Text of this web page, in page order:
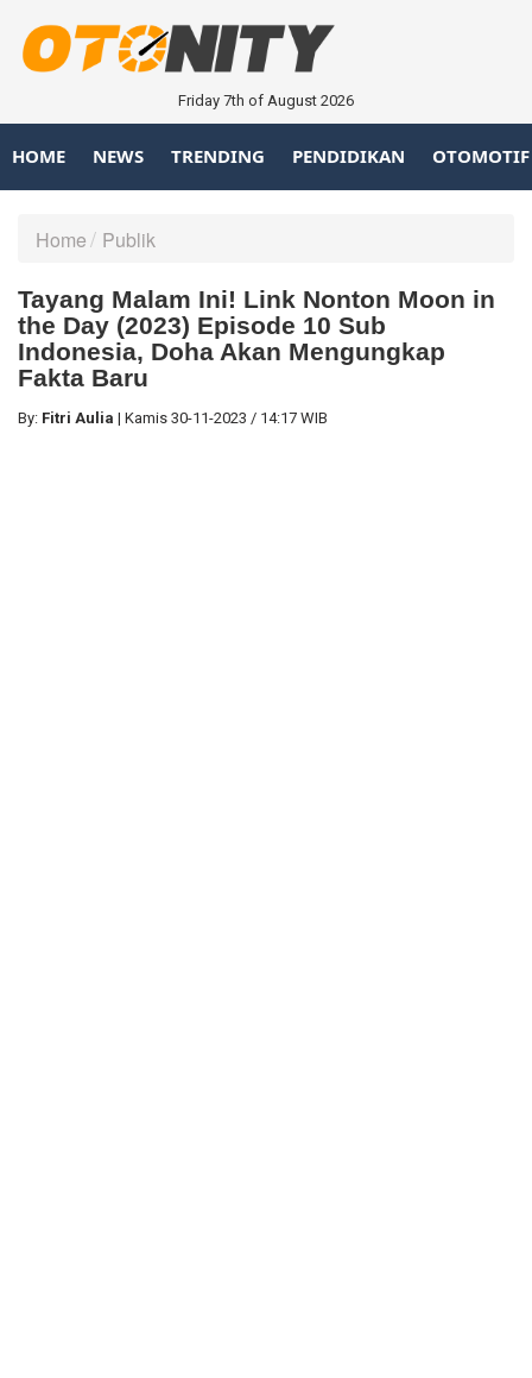
Friday 7th of August 2026
HOME NEWS TRENDING PENDIDIKAN OTOMOTIF
Home Publik
Tayang Malam Ini! Link Nonton Moon in
the Day (2023) Episode 10 Sub
Indonesia, Doha Akan Mengungkap
Fakta Baru
By: Fitri Aulia | Kamis 30-11-2023 / 14:17 WIB